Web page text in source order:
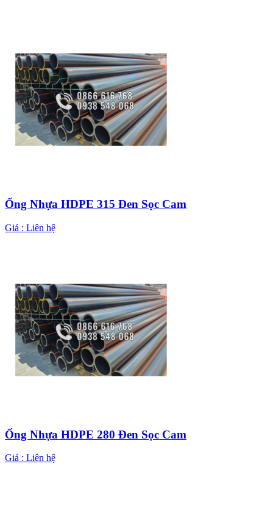
Ống Nhựa HDPE 315 Đen Sọc Cam
Giá : Liên hệ
Ống Nhựa HDPE 280 Đen Sọc Cam
Giá : Liên hệ